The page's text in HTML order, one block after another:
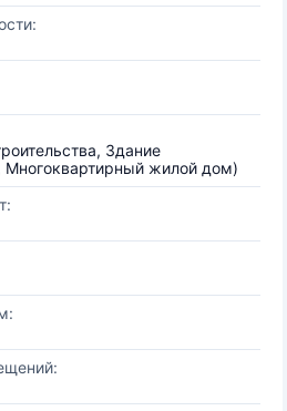
Здание
жилой дом)